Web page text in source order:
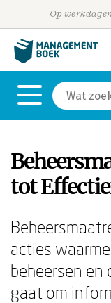
Op
tot
acties
beheersen en
gaat om